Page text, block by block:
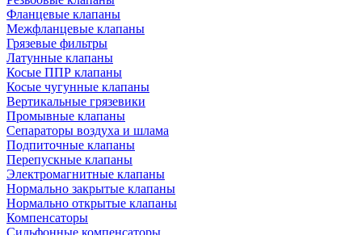
Фланцевые клапаны
Межфланцевые клапаны
Грязевые фильтры
Латунные клапаны
Косые ППР клапаны
Косые чугунные клапаны
Вертикальные грязевики
Промывные клапаны
Сепараторы воздуха и шлама
Подпиточные клапаны
Перепускные клапаны
Электромагнитные клапаны
Нормально закрытые клапаны
Нормально открытые клапаны
Компенсаторы
Сильфонные компенсаторы